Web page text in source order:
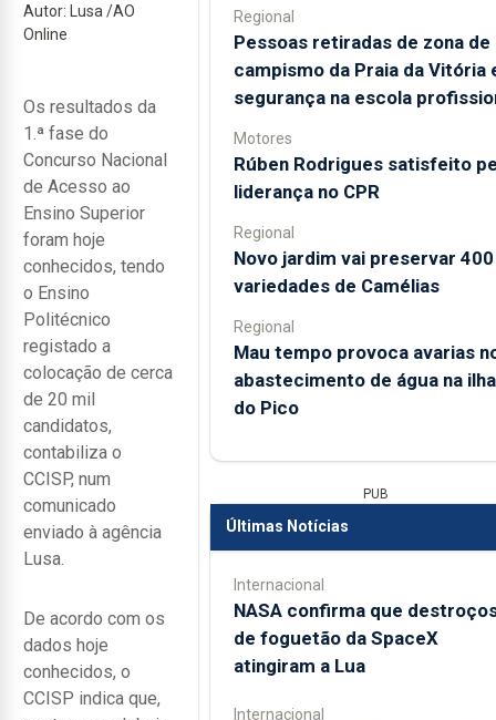
Autor: Lusa /AO
Online
Os resultados da
1.ª fase do
Concurso Nacional
de Acesso ao
Ensino Superior
foram hoje
conhecidos, tendo
o Ensino
Politécnico
registado a
colocação de cerca
de 20 mil
candidatos,
contabiliza o
CCISP, num
comunicado
enviado à agência
Lusa.
De acordo com os
dados hoje
conhecidos, o
CCISP indica que,
Regional
Pessoas retiradas de zona de
campismo da Praia da Vitória
segurança na escola
Motores
Rúben Rodrigues satisfeito
liderança no CPR
Regional
Novo jardim vai preservar 400
variedades de Camélias
Regional
Mau tempo provoca avarias
abastecimento de água na ilha
do Pico
PUB
Últimas Notícias
Internacional
NASA confirma que
de foguetão da SpaceX
atingiram a Lua
Internacional